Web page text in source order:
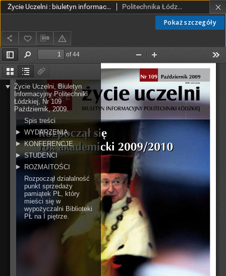
Pokaż szczegóły
Życie Uczelni : biuletyn informacyjny Politechniki Łódzkiej nr 109 (2009) [PDF] Politechnika Łódzka.